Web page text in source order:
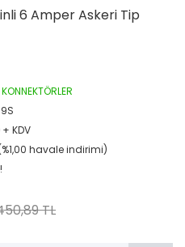
6 Amper Askeri Tip
KDV
(%1,00 havale indirimi)
TL